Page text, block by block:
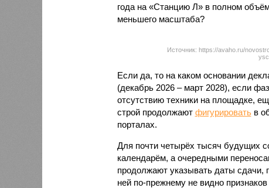
года на «Станцию Л» в полном
меньшего масштаба?
Источник: https://avaho.ru/
Если да, то на каком основании
(декабрь 2026 – март 2028), если
отсутствию техники на площадке,
строй продолжают фигурироватьв
порталах.
Для почти четырёх тысяч будущих
календарём, а очередными
продолжают указывать даты сдачи,
ней по-прежнему не видно